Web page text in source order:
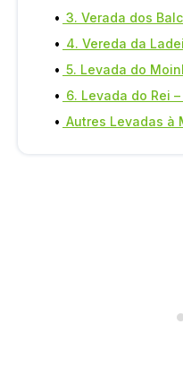
3. Verada dos
4. Vereda da
5. Levada do
6. Levada do Rei –
Autres Levadas à